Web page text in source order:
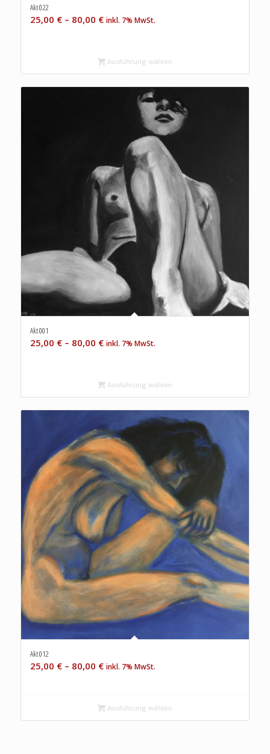
Akt 022
25,00 €– 80,00 € inkl. 7% MwSt.
Ausführung wählen
Akt 001
25,00 €– 80,00 € inkl. 7% MwSt.
Ausführung wählen
Akt 012
25,00 €– 80,00 € inkl. 7% MwSt.
Ausführung wählen